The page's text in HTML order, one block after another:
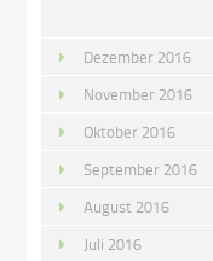
Dezember 2016
November 2016
Oktober 2016
September 2016
August 2016
Juli 2016